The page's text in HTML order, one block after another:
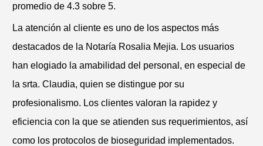
promedio de 4.3 sobre 5.
La atención al cliente es uno de los aspectos más
destacados de la Notaría Rosalia Mejia. Los usuarios
han elogiado la amabilidad del personal, en especial de
la srta. Claudia, quien se distingue por su
profesionalismo. Los clientes valoran la rapidez y
eficiencia con la que se atienden sus requerimientos, así
como los protocolos de bioseguridad implementados.